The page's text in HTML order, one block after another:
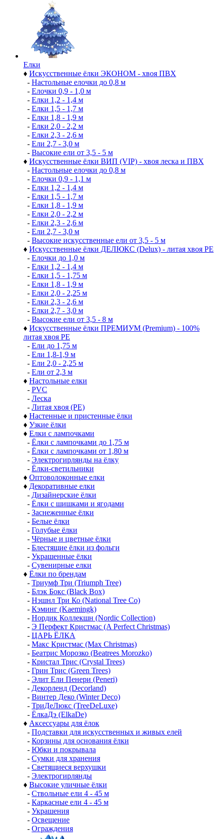
Елки
♦ Искусственные ёлки ЭКОНОМ - хвоя ПВХ
- Настольные елочки до 0,8 м
- Елочки 0,9 - 1,0 м
- Елки 1,2 - 1,4 м
- Елки 1,5 - 1,7 м
- Елки 1,8 - 1,9 м
- Елки 2,0 - 2,2 м
- Елки 2,3 - 2,6 м
- Ели 2,7 - 3,0 м
- Высокие ели от 3,5 - 5 м
♦ Искусственные ёлки ВИП (VIP) - хвоя леска и ПВХ
- Настольные елочки до 0,8 м
- Елочки 0,9 - 1,1 м
- Елки 1,2 - 1,4 м
- Елки 1,5 - 1,7 м
- Елки 1,8 - 1,9 м
- Елки 2,0 - 2,2 м
- Елки 2,3 - 2,6 м
- Ели 2,7 - 3,0 м
- Высокие искусственные ели от 3,5 - 5 м
♦ Искусственные ёлки ДЕЛЮКС (Delux) - литая хвоя РЕ
- Елочки до 1,0 м
- Елки 1,2 - 1,4 м
- Елки 1,5 - 1,75 м
- Елки 1,8 - 1,9 м
- Елки 2,0 - 2,25 м
- Елки 2,3 - 2,6 м
- Елки 2,7 - 3,0 м
- Высокие ели от 3,5 - 8 м
♦ Искусственные ёлки ПРЕМИУМ (Premium) - 100%
литая хвоя РЕ
- Ели до 1,75 м
- Ели 1,8-1,9 м
- Ели 2,0 - 2,25 м
- Ели от 2,3 м
♦ Настольные елки
- PVC
- Леска
- Литая хвоя (РЕ)
♦ Настенные и пристенные ёлки
♦ Узкие ёлки
♦ Елки с лампочками
- Ёлки с лампочками до 1,75 м
- Ёлки с лампочками от 1,80 м
- Электрогирлянды на ёлку
- Ёлки-светильники
♦ Оптоволоконные елки
♦ Декоративные елки
- Дизайнерские ёлки
- Ёлки с шишками и ягодами
- Заснеженные ёлки
- Белые ёлки
- Голубые ёлки
- Чёрные и цветные ёлки
- Блестящие ёлки из фольги
- Украшенные ёлки
- Сувенирные елки
♦ Ёлки по брендам
- Триумф Три (Triumph Tree)
- Блэк Бокс (Black Box)
- Нэшнл Три Ко (National Tree Co)
- Кэминг (Kaemingk)
- Нордик Коллекшн (Nordic Collection)
- Э Перфект Кристмас (A Perfect Christmas)
- ЦАРЬ ЁЛКА
- Макс Кристмас (Max Christmas)
- Беатрис Морозко (Beatrees Morozko)
- Кристал Трис (Crystal Trees)
- Грин Трис (Green Trees)
- Элит Ели Пенери (Peneri)
- Декорленд (Decorland)
- Винтер Деко (Winter Deco)
- ТриДеЛюкс (TreeDeLuxe)
- ЁлкаДэ (ElkaDe)
♦ Аксессуары для ёлок
- Подставки для искусственных и живых елей
- Корзины для основания ёлки
- Юбки и покрывала
- Сумки для хранения
- Светящиеся верхушки
- Электрогирлянды
♦ Высокие уличные ёлки
- Ствольные ели 4 - 45 м
- Каркасные ели 4 - 45 м
- Украшения
- Освещение
- Ограждения